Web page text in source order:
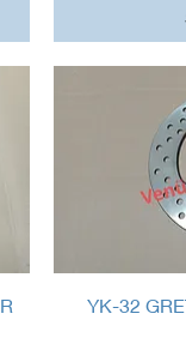
YK-32